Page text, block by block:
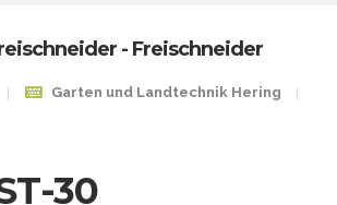
- Freischneider
Garten und Landtechnik Hering
30